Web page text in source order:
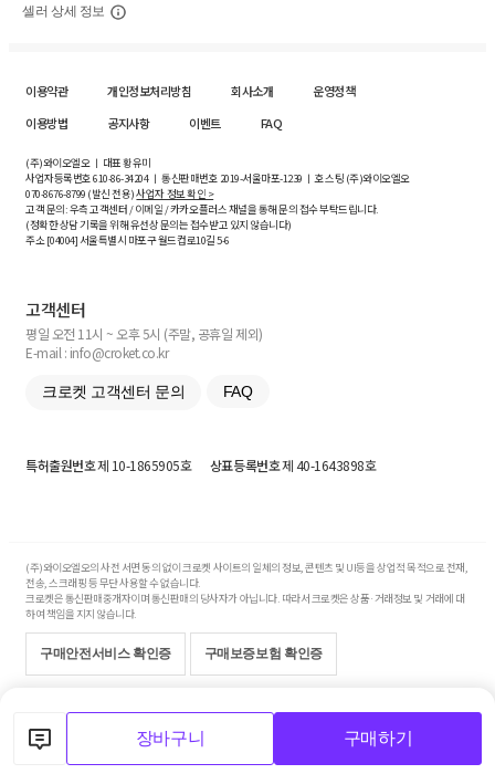
장바구니 구매하기
셀러 상세 정보
이용약관 개인정보처리방침 회사소개
운영정책
이용방법
공지사항 이벤트 FAQ
(주)와이오엘오 ㅣ 대표 황유미
사업자등록번호610-86-34204ㅣ 통신판매번호 2019-서울마포-1239 ㅣ 호스팅 (주)와이오엘오
070-8676-8799 (발신 전용)사업자 정보 확인 >
고객 문의: 우측 고객센터 / 이메일 / 카카오플러스 채널을 통해 문의 접수 부탁드립니다.
(정확한 상담 기록을 위해 유선상 문의는 접수받고 있지 않습니다)
주소 [04004] 서울특별시 마포구 월드컵로10길5-6
고객센터
평일 오전 11시 ~ 오후 5시 (주말, 공휴일 제외)
E-mail : info@croket.co.kr
크로켓 고객센터 문의 FAQ
특허출원번호제 10-1865905호 상표등록번호제 40-1643898호
(주)와이오엘오의 사전 서면 동의 없이 크로켓 사이트의 일체의 정보, 콘텐츠 및 UI등을 상업적 목적으로 전재,
전송, 스크래핑 등 무단 사용할 수 없습니다.
크로켓은 통신판매중개자이며 통신판매의 당사자가 아닙니다. 따라서 크로켓은 상품·거래정보 및 거래에 대
하여 책임을 지지 않습니다.
구매안전서비스 확인증 구매보증보험 확인증